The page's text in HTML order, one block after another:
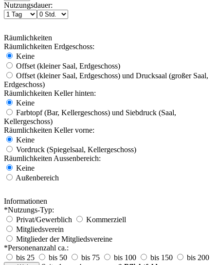
Nutzungsdauer:
Räumlichkeiten
Räumlichkeiten Erdgeschoss:
Keine
Offset (kleiner Saal, Erdgeschoss)
Offset (kleiner Saal, Erdgeschoss) und Drucksaal (großer Saal,
Erdgeschoss)
Räumlichkeiten Keller hinten:
Keine
Farbtopf (Bar, Kellergeschoss) und Siebdruck (Saal,
Kellergeschoss)
Räumlichkeiten Keller vorne:
Keine
Vordruck (Spiegelsaal, Kellergeschoss)
Räumlichkeiten Aussenbereich:
Keine
Außenbereich
Informationen
*Nutzungs-Typ:
Privat/Gewerblich
Kommerziell
Mitgliedsverein
Mitglieder der Mitgliedsvereine
*Personenanzahl ca.:
bis 25
bis 50 bis 75 bis 100 bis 150 bis 200